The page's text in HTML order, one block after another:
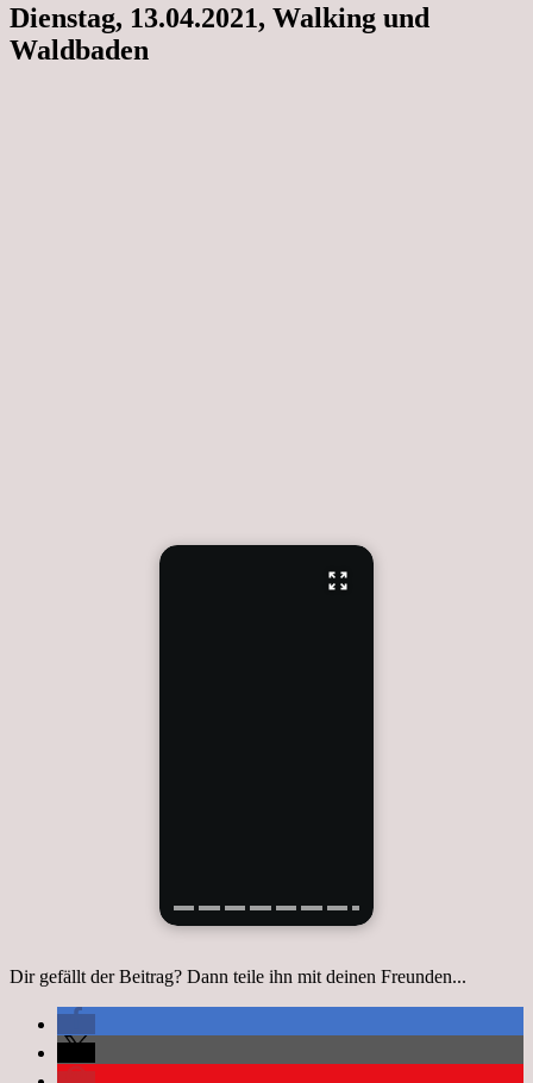
Dienstag, 13.04.2021, Walking und
Waldbaden
Dir gefällt der Beitrag? Dann teile ihn mit deinen Freunden...